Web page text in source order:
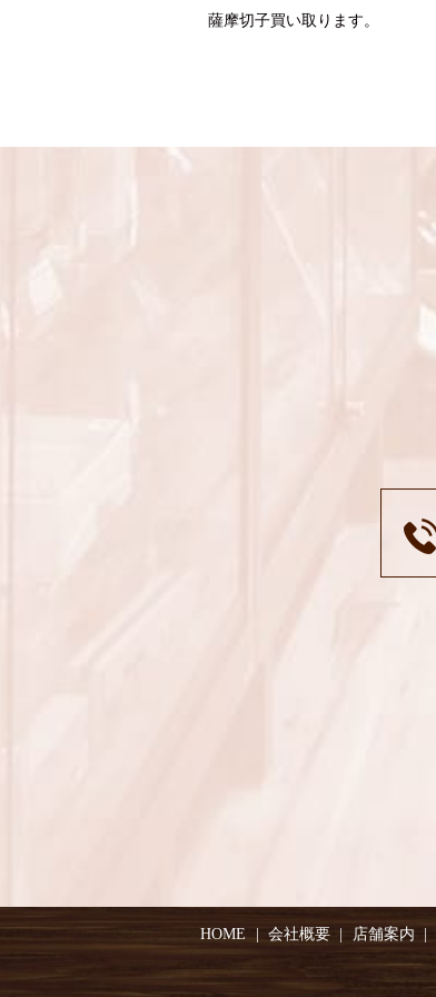
薩摩切子買い取ります。
HOME 会社概要 店舗案内